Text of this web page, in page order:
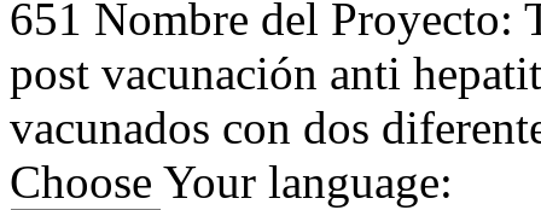
651 Nombre del Proyecto:
post vacunación anti
vacunados con dos
Choose Your language: